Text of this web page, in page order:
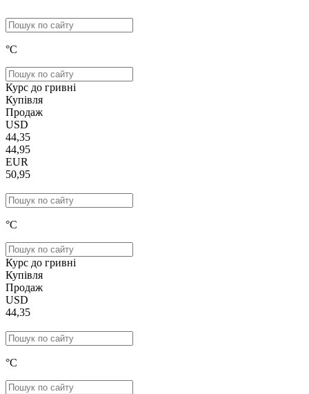
°C
Курс до гривні
Купівля
Продаж
USD
44,35
44,95
EUR
50,95
°C
Курс до гривні
Купівля
Продаж
USD
44,35
°C